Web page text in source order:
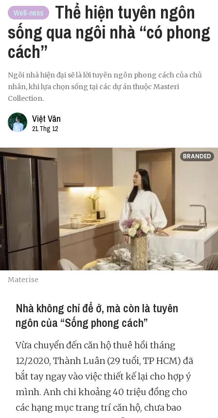
Well-ness
Thể hiện tuyên ngôn
sống qua ngôi nhà “có phong
cách”
Ngôi nhà hiện đại sẽ là lời tuyên ngôn phong cách của chủ
nhân, khi lựa chọn sống tại các dự án thuộc Masteri
Collection.
Việt Vân
21 Thg 12
BRANDED
Materise
Nhà không chỉ để ở, mà còn là tuyên
ngôn của “Sống phong cách”
Vừa chuyển đến căn hộ thuê hồi tháng
12/2020, Thành Luân (29 tuổi, TP HCM) đã
bắt tay ngay vào việc thiết kế lại cho hợp ý
mình. Anh chi khoảng 40 triệu đồng cho
các hạng mục trang trí căn hộ, chưa bao